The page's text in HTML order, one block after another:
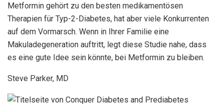
Metformin gehört zu den besten medikamentösen
Therapien für Typ-2-Diabetes, hat aber viele Konkurrenten
auf dem Vormarsch. Wenn in Ihrer Familie eine
Makuladegeneration auftritt, legt diese Studie nahe, dass
es eine gute Idee sein könnte, bei Metformin zu bleiben.
Steve Parker, MD